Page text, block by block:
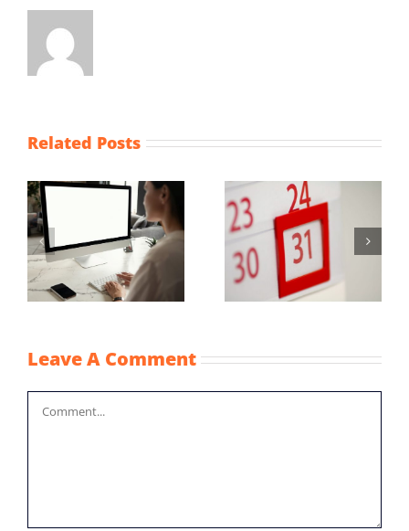
Related Posts
Vaststellingsaanvraag
NOW-1
Maximum
uurprijzen
2022
Leave A Comment